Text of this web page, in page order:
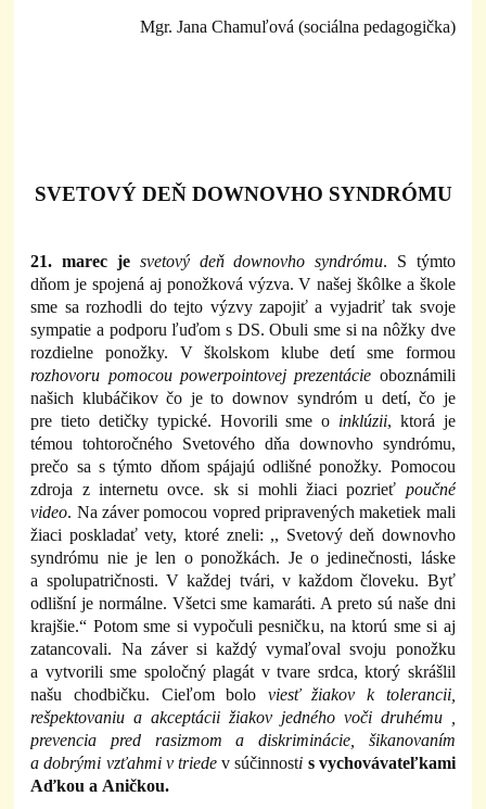
Mgr. Jana Chamuľová (sociálna pedagogička)
SVETOVÝ DEŇ DOWNOVHO SYNDRÓMU
21. marec je svetový deň downovho syndrómu. S týmto
dňom je spojená aj ponožková výzva. V našej škôlke a škole
sme sa rozhodli do tejto výzvy zapojiť a vyjadriť tak svoje
sympatie a podporu ľuďom s DS. Obuli sme si na nôžky dve
rozdielne ponožky. V školskom klube detí sme formou
rozhovoru pomocou powerpointovej prezentácie oboznámili
našich klubáčikov čo je to downov syndróm u detí, čo je
pre tieto detičky typické. Hovorili sme o inklúzii, ktorá je
témou tohtoročného Svetového dňa downovho syndrómu,
prečo sa s týmto dňom spájajú odlišné ponožky. Pomocou
zdroja z internetu ovce. sk si mohli žiaci pozrieť poučné
video. Na záver pomocou vopred pripravených maketiek mali
žiaci poskladať vety, ktoré zneli: ,, Svetový deň downovho
syndrómu nie je len o ponožkách. Je o jedinečnosti, láske
a spolupatričnosti. V každej tvári, v každom človeku. Byť
odlišní je normálne. Všetci sme kamaráti. A preto sú naše dni
krajšie.“ Potom sme si vypočuli pesničku, na ktorú sme si aj
zatancovali. Na záver si každý vymaľoval svoju ponožku
a vytvorili sme spoločný plagát v tvare srdca, ktorý skrášlil
našu chodbičku. Cieľom bolo viesť žiakov k tolerancii,
rešpektovaniu a akceptácii žiakov jedného voči druhému ,
prevencia pred rasizmom a diskriminácie, šikanovaním
a dobrými vzťahmi v triedev súčinnosti s vychovávateľkami
Aďkou a Aničkou.